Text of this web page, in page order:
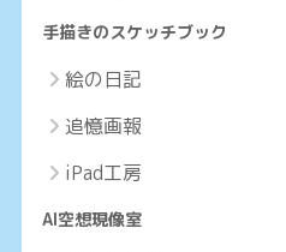
手描きのスケッチブック
絵の日記
追憶画報
iPad工房
AI空想現像室